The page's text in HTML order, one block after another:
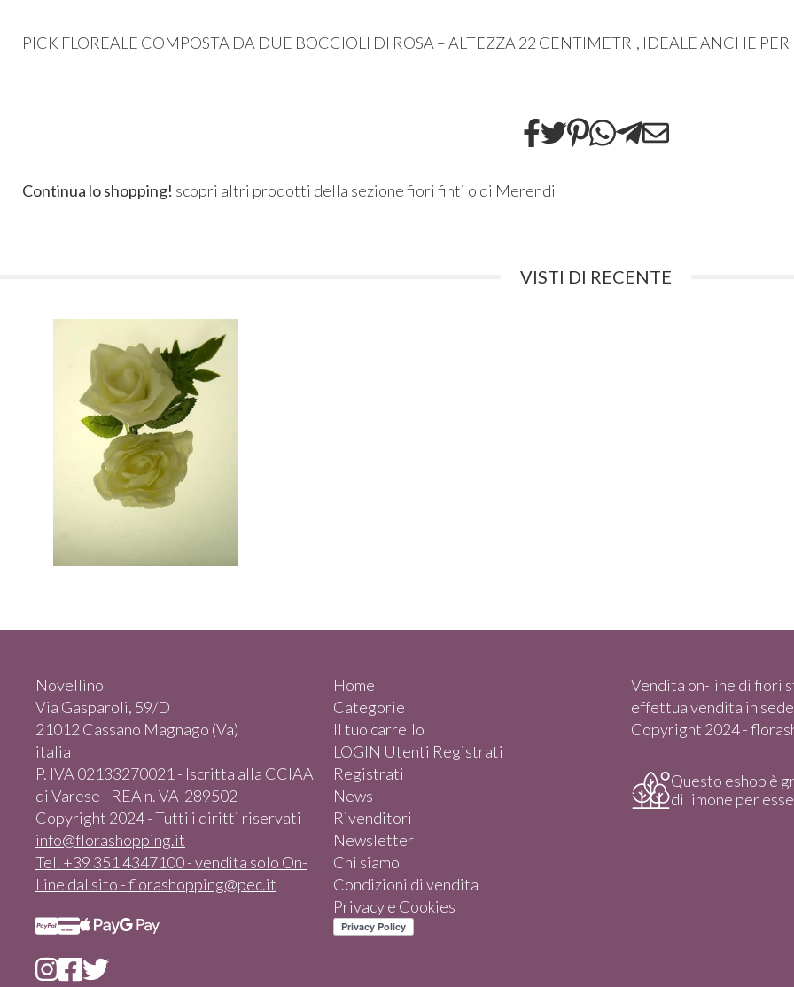
PICK FLOREALE COMPOSTA DA DUE BOCCIOLI DI ROSA –ALTEZZA 22 CENTIMETRI, IDEALEANCHE PER
Continua lo shopping! scopri altri prodotti della sezionefiori finti o di Merendi
VISTI DI RECENTE
Novellino
Via Gasparoli, 59/D
21012 Cassano Magnago (Va)
italia
P. IVA 02133270021 - Iscritta alla CCIAA
di Varese - REA n. VA-289502 -
Copyright 2024 - Tutti i diritti riservati
info@florashopping.it
Tel. +39 351 4347100 - vendita solo On-
Line dal sito - florashopping@pec.it
Home
Categorie
Il tuo carrello
LOGIN Utenti Registrati
Registrati
News
Rivenditori
Newsletter
Chi siamo
Condizioni di vendita
Privacy e Cookies
Vendita on-line di fiori
effettua vendita in
Copyright 2024 -
Questo eshop è
di limone per